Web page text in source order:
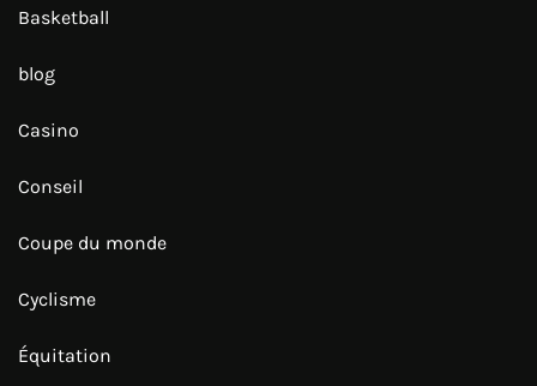
Basketball
blog
Casino
Conseil
Coupe du monde
Cyclisme
Équitation